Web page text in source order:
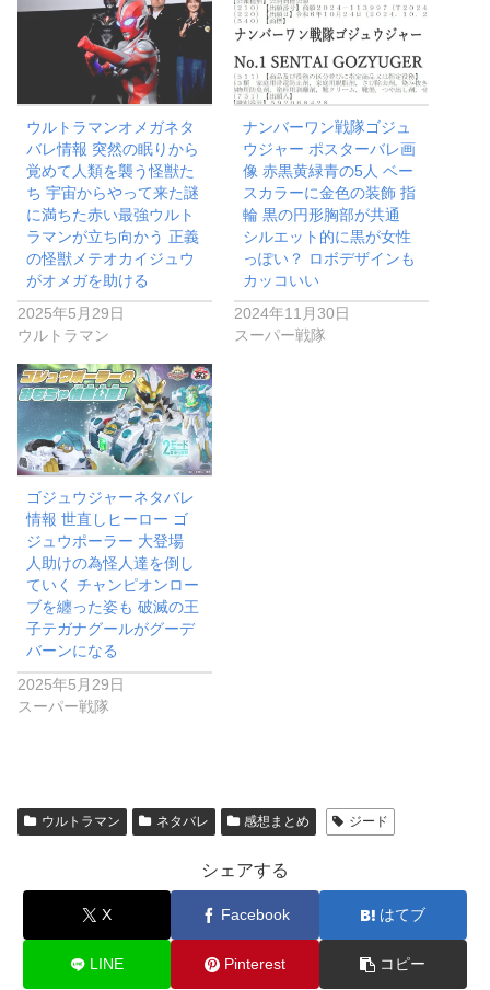
ウルトラマンオメガネタ
バレ情報 突然の眠りから
覚めて人類を襲う怪獣た
ち 宇宙からやって来た謎
に満ちた赤い最強ウルト
ラマンが立ち向かう 正義
の怪獣メテオカイジュウ
がオメガを助ける
2025年5月29日
ウルトラマン
ナンバーワン戦隊ゴジュ
ウジャー ポスターバレ画
像 赤黒黄緑青の5人 ベー
スカラーに金色の装飾 指
輪 黒の円形胸部が共通
シルエット的に黒が女性
っぽい？ ロボデザインも
カッコいい
2024年11月30日
スーパー戦隊
ゴジュウジャーネタバレ
情報 世直しヒーロー ゴ
ジュウポーラー 大登場
人助けの為怪人達を倒し
ていく チャンピオンロー
ブを纏った姿も 破滅の王
子テガナグールがグーデ
バーンになる
2025年5月29日
スーパー戦隊
ウルトラマン ネタバレ 感想まとめ ジード
シェアする
X Facebook はてブ
LINE Pinterest コピー